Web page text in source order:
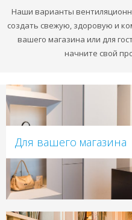
Наши варианты
создать свежую, здоровую и
вашего магазина или для
начните свой
Для вашего магазина